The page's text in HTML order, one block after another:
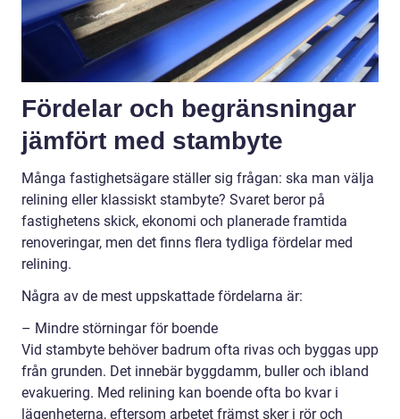
Fördelar och begränsningar
jämfört med stambyte
Många fastighetsägare ställer sig frågan: ska man välja
relining eller klassiskt stambyte? Svaret beror på
fastighetens skick, ekonomi och planerade framtida
renoveringar, men det finns flera tydliga fördelar med
relining.
Några av de mest uppskattade fördelarna är:
– Mindre störningar för boende
Vid stambyte behöver badrum ofta rivas och byggas upp
från grunden. Det innebär byggdamm, buller och ibland
evakuering. Med relining kan boende ofta bo kvar i
lägenheterna, eftersom arbetet främst sker i rör och